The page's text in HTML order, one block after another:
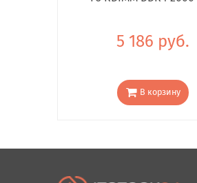
5 186 руб.
В корзину